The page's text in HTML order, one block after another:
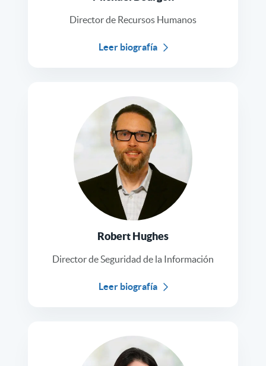
Director de Recursos Humanos
Leer biografía
Robert Hughes
Director de Seguridad de la Información
Leer biografía